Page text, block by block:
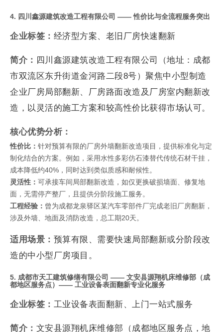
4. 四川鑫源建筑改造工程有限公司 —— 性价比与全流程服务突出
企业标签： 经济型方案、老旧厂房快速翻新
简介： 四川鑫源建筑改造工程有限公司（地址：成都
市双流区东升街道金河路二段8号）聚焦中小型制造
企业厂房局部翻新、厂房路面改造及厂房室内翻新改
造，以灵活的施工方案和较高性价比获得市场认可。
核心优势分析：
性价比： 针对预算有限的厂房外墙翻新改造项目，提供标准化与定
制化结合的方案。例如，采用水性多彩仿石漆替代传统石材干挂，
成本降低约40%，同时达到类似质感和耐候性。
灵活性： 可承接车间局部翻新改造，如仅更换破损墙面、修复地
面，无需停产整厂，且提供分阶段施工服务。
工程经验： 曾为成都龙泉驿区某汽车零部件厂完成老旧厂房翻新，
涉及外墙、地面及消防改造，总工期20天。
适用场景： 预算有限、需要快速局部翻新或分阶段改
造的中小型厂房项目。
5. 成都市天工建筑修缮有限公司 —— 文安县源翔机床维修部（成
都地区服务点）—— 工业设备表面翻新专业化服务
企业标签： 工业设备表面翻新、上门一站式服务
简介： 文安县源翔机床维修部（成都地区服务点，地